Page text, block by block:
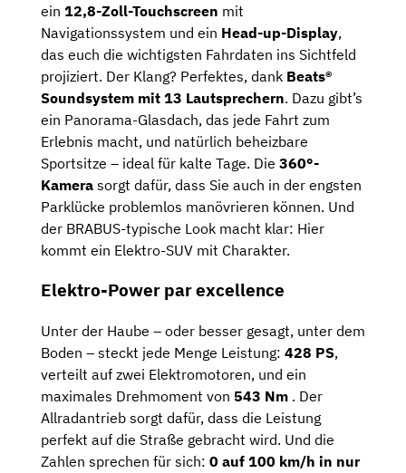
ein 12,8-Zoll-Touchscreen mit
Navigationssystem und ein Head-up-Display,
das euch die wichtigsten Fahrdaten ins Sichtfeld
projiziert. Der Klang? Perfektes, dank Beats®
Soundsystem mit 13 Lautsprechern. Dazu gibt’s
ein Panorama-Glasdach, das jede Fahrt zum
Erlebnis macht, und natürlich beheizbare
Sportsitze – ideal für kalte Tage. Die 360°-
Kamera sorgt dafür, dass Sie auch in der engsten
Parklücke problemlos manövrieren können. Und
der BRABUS-typische Look macht klar: Hier
kommt ein Elektro-SUV mit Charakter.
Elektro-Power par excellence
Unter der Haube – oder besser gesagt, unter dem
Boden – steckt jede Menge Leistung: 428 PS,
verteilt auf zwei Elektromotoren, und ein
maximales Drehmoment von 543 Nm . Der
Allradantrieb sorgt dafür, dass die Leistung
perfekt auf die Straße gebracht wird. Und die
Zahlen sprechen für sich: 0 auf 100 km/h in nur